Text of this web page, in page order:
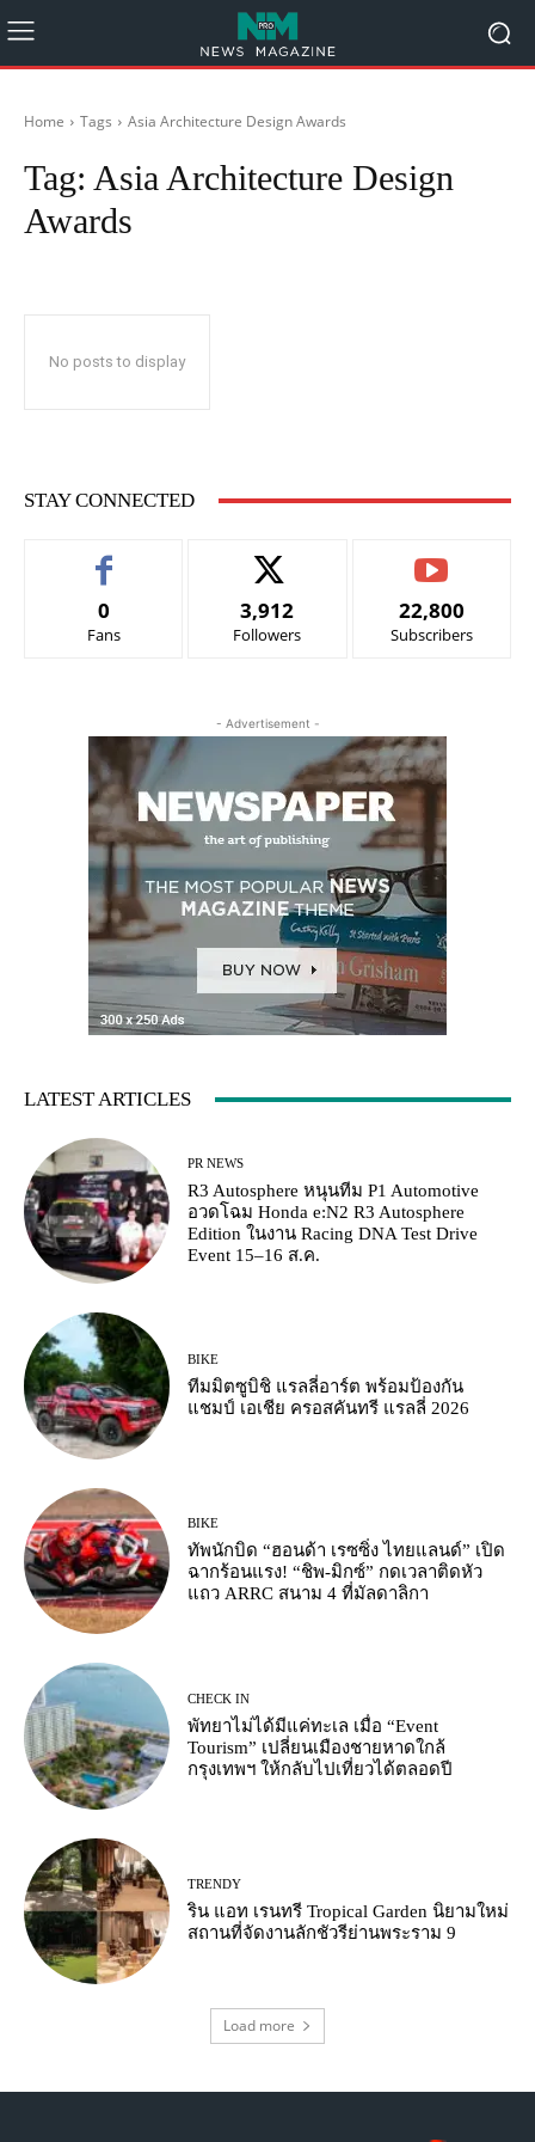
Home Tags Asia Architecture Design Awards
Tag: Asia Architecture Design
Awards
No posts to display
STAY CONNECTED
0
Fans
3,912
Followers
22,800
Subscribers
- Advertisement -
LATEST ARTICLES
PR NEWS
R3 Autosphere หนุนทีม P1 Automotive
อวดโฉม Honda e:N2 R3 Autosphere
Edition ในงาน Racing DNA Test Drive
Event 15–16 ส.ค.
BIKE
ทีมมิตซูบิชิ แรลลี่อาร์ต พร้อมป้องกัน
แชมป์ เอเชีย ครอสคันทรี แรลลี่ 2026
BIKE
ทัพนักบิด “ฮอนด้า เรซซิ่ง ไทยแลนด์” เปิด
ฉากร้อนแรง! “ชิพ-มิกซ์” กดเวลาติดหัว
แถว ARRC สนาม 4 ที่มัลดาลิกา
CHECK IN
พัทยาไม่ได้มีแค่ทะเล เมื่อ “Event
Tourism” เปลี่ยนเมืองชายหาดใกล้
กรุงเทพฯ ให้กลับไปเที่ยวได้ตลอดปี
TRENDY
ริน แอท เรนทรี Tropical Garden นิยามใหม่
สถานที่จัดงานลักชัวรีย่านพระราม 9
Load more